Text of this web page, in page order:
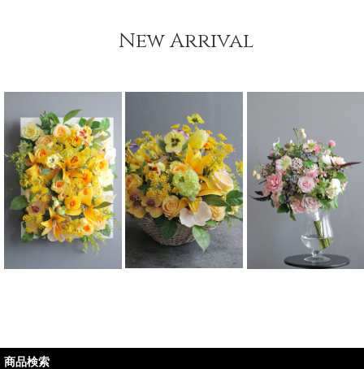
New Arrival
商品検索